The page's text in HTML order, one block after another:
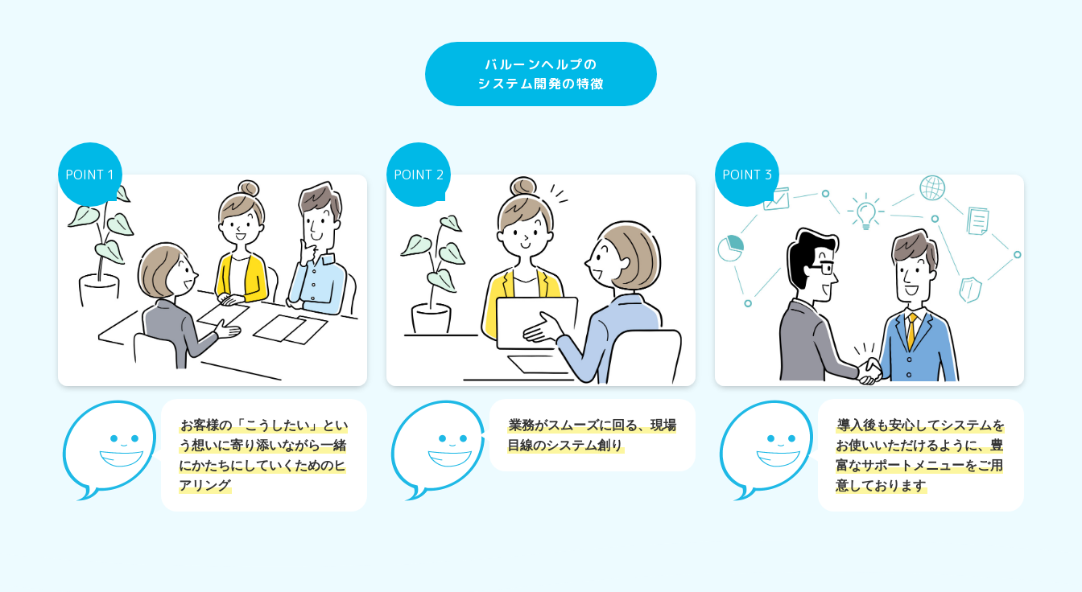
バルーンヘルプの
システム開発の特徴
POINT 1
お客様の「こうしたい」とい
う想いに寄り添いながら一緒
にかたちにしていくためのヒ
アリング
POINT 2
業務がスムーズに回る、現場
目線のシステム創り
POINT 3
導入後も安心してシステムを
お使いいただけるように、豊
富なサポートメニューをご用
意しております